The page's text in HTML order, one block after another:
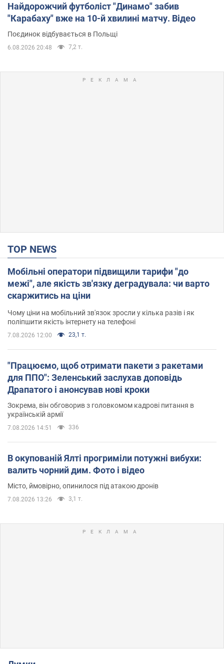
Найдорожчий футболіст "Динамо" забив
"Карабаху" вже на 10-й хвилині матчу. Відео
Поєдинок відбувається в Польщі
6.08.2026 20:48 7,2 т.
TOP NEWS
Мобільні оператори підвищили тарифи "до
межі", але якість зв'язку деградувала: чи варто
скаржитись на ціни
Чому ціни на мобільний зв'язок зросли у кілька разів і як
поліпшити якість інтернету на телефоні
7.08.2026 12:00 23,1 т.
"Працюємо, щоб отримати пакети з ракетами
для ППО": Зеленський заслухав доповідь
Драпатого і анонсував нові кроки
Зокрема, він обговорив з головкомом кадрові питання в
українській армії
7.08.2026 14:51 336
В окупованій Ялті прогриміли потужні вибухи:
валить чорний дим. Фото і відео
Місто, ймовірно, опинилося під атакою дронів
7.08.2026 13:26 3,1 т.